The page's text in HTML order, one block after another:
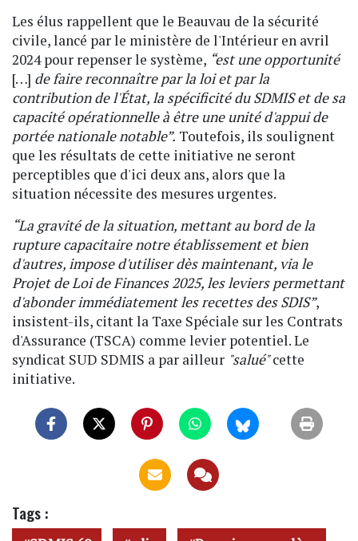
Les élus rappellent que le Beauvau de la sécurité
civile, lancé par le ministère de l'Intérieur en avril
2024 pour repenser le système, “est une opportunité
[…] de faire reconnaître par la loi et par la
contribution de l'État, la spécificité du SDMIS et de sa
capacité opérationnelle à être une unité d'appui de
portée nationale notable”. Toutefois, ils soulignent
que les résultats de cette initiative ne seront
perceptibles que d'ici deux ans, alors que la
situation nécessite des mesures urgentes.
“La gravité de la situation, mettant au bord de la
rupture capacitaire notre établissement et bien
d'autres, impose d'utiliser dès maintenant, via le
Projet de Loi de Finances 2025, les leviers permettant
d'abonder immédiatement les recettes des SDIS”,
insistent-ils, citant la Taxe Spéciale sur les Contrats
d'Assurance (TSCA) comme levier potentiel. Le
syndicat SUD SDMIS a par ailleur "salué"cette
initiative.
Tags :